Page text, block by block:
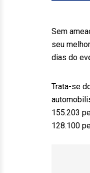
Sem
seu
dias do
Trata-se
155.203
128.100